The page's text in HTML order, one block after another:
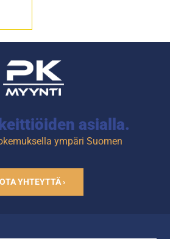
asialla.
ympäri Suomen
OTA YHTEYTTÄ ›